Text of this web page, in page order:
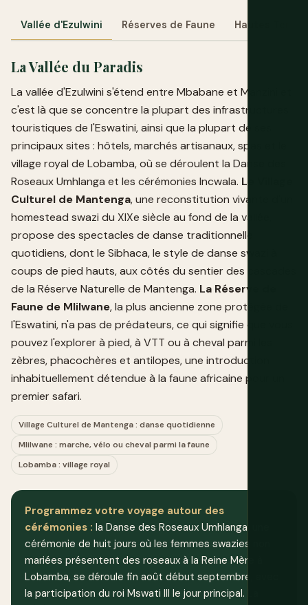
Vallée d'Ezulwini Réserves de Faune Hautes
La Vallée du Paradis
La vallée d'Ezulwini s'étend entre Mbabane et Manzini et
c'est là que se concentre la plupart des infrastructures
touristiques de l'Eswatini, ainsi que la plupart de ses
principaux sites : hôtels, marchés artisanaux, spas et le
village royal de Lobamba, où se déroulent la Danse des
Roseaux Umhlanga et les cérémonies Incwala. Le Village
Culturel de Mantenga, une reconstitution vivante d'un
homestead swazi du XIXe siècle au fond de la vallée,
propose des spectacles de danse traditionnelle
quotidiens, dont le Sibhaca, le style de danse swazi à
coups de pied hauts, aux côtés du sentier des cascades
de la Réserve Naturelle de Mantenga. La Réserve de
Faune de Mlilwane, la plus ancienne zone protégée de
l'Eswatini, n'a pas de prédateurs, ce qui signifie que vous
pouvez l'explorer à pied, à VTT ou à cheval parmi les
zèbres, phacochères et antilopes, une introduction
inhabituellement détendue à la faune africaine pour un
premier safari.
Village Culturel de Mantenga : danse quotidienne
Mlilwane : marche, vélo ou cheval parmi la faune
Lobamba : village royal
Programmez votre voyage autour des
cérémonies : la Danse des Roseaux Umhlanga, une
cérémonie de huit jours où les femmes swazies non
mariées présentent des roseaux à la Reine Mère à
Lobamba, se déroule fin août début septembre, avec
la participation du roi Mswati III le jour principal. La